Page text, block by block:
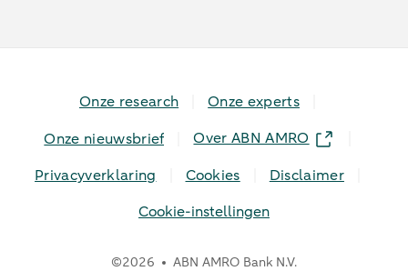
Onze research
Onze experts
Onze nieuwsbrief
Over ABN AMRO
Privacyverklaring
Cookies
Disclaimer
Cookie-instellingen
©2026 ABN AMRO Bank N.V.